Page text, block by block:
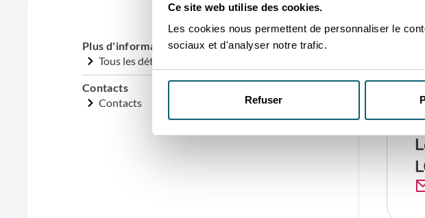
Ce site web utilise des cookies.
Les cookies nous permettent de personnaliser le
sociaux et d'analyser notre trafic.
Refuser
Plus d'informations
Tous les détails sur la participation de Belgium is Design
Contacts
Contacts